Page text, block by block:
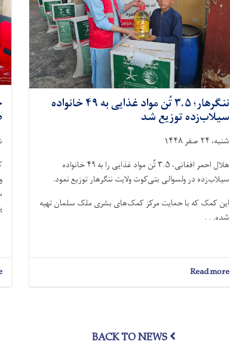
ننگرهار؛ ۳.۵ تُن مواد غذایی به ۴۹ خانواده
سیلاب‌زده توزیع شد
شنبه، ۲۴ صفر ۱۴۴۸
هلال احمر افغانی، ۳.۵ تُن مواد غذایی را به ۴۹ خانواده
سیلاب‌زده در ولسوالی بتی‌کوت ولایت ننگرهار توزیع نمود.
این کمک که با حمایت مرکز کمک‌های بشرى ملک سلمان تهیه
شده. . .
Read more
ننگرهار؛
غذایی BACK TO NEWS